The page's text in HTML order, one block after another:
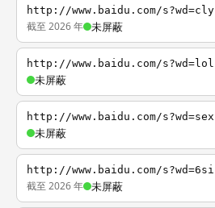
http://www.baidu.com/s?wd=cly
截至 2026 年 未屏蔽
http://www.baidu.com/s?wd=lol
未屏蔽
http://www.baidu.com/s?wd=sex
未屏蔽
http://www.baidu.com/s?wd=6si
截至 2026 年 未屏蔽